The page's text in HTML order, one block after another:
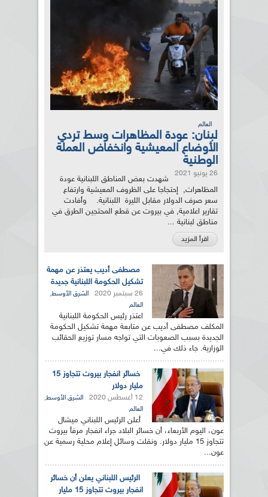
العالم
لبنان: عودة المظاهرات وسط تردي
الأوضاع المعيشية وانخفاض العملة
الوطنية
26 يونيو 2021
شهدت بعض المناطق اللبنانية عودة
المظاهرات, إحتجاجا على الظروف المعيشية وارتفاع
سعر صرف الدولار مقابل الليرة اللبنانية. وأفادت
تقارير اعلامية, في بيروت عن قطع المحتجين الطرق في
مناطق لبنانية ...
اقرأ المزيد
مصطفى أديب يعتذر عن مهمة
تشكيل الحكومة اللبنانية جديدة
26 سبتمبر 2020 الشرق الأوسط,
العالم
اعتذر رئيس الحكومة اللبنانية
المكلف مصطفى أديب عن متابعة مهمة تشكيل الحكومة
الجديدة بسبب الصعوبات التي تواجه مسار توزيع الحقائب
الوزارية. جاء ذلك في...
خسائر انفجار بيروت تتجاوز 15
مليار دولار
12 أغسطس 2020 الشرق الأوسط,
العالم
أعلن الرئيس اللبناني ميشال
عون، اليوم الأربعاء، أن خسائر البلاد جراء انفجار مرفأ بيروت
تتجاوز 15 مليار دولار. ونقلت وسائل إعلام محلية رسمية عن
عون...
الرئيس اللبناني يعلن أن خسائر
انفجار بيروت تتجاوز 15 مليار